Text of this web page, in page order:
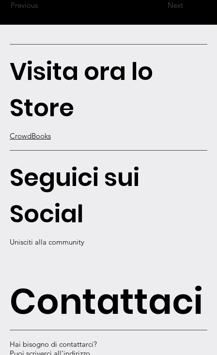
Previous Next
Visita ora lo
Store
CrowdBooks
Seguici sui
Social
Unisciti alla community
Contattaci
Hai bisogno di contattarci?